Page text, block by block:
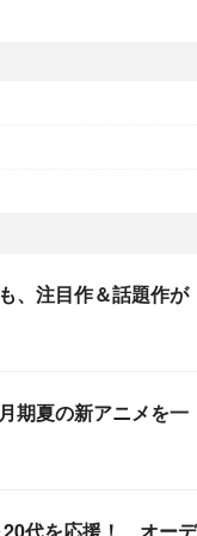
、注目作＆話題作が
期夏の新アニメを一
20代を応援！ オーデ